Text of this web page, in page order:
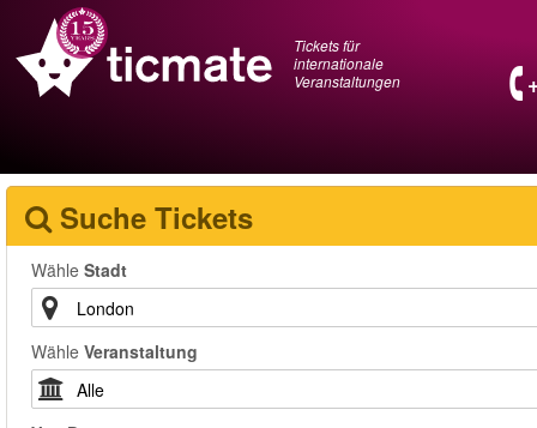
Tickets für
internationale
Veranstaltungen
Suche Tickets
Wähle Stadt
Wähle Veranstaltung